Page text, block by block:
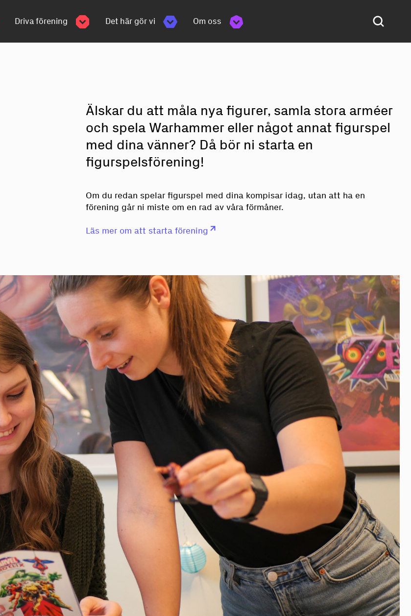
Driva förening Det här gör vi Om oss
Älskar du att måla nya figurer, samla stora arméer
och spela Warhammer eller något annat figurspel
med dina vänner? Då bör ni starta en
figurspelsförening!
Om du redan spelar figurspel med dina kompisar idag, utan att ha en
förening går ni miste om en rad av våra förmåner.
Läs mer om att starta förening